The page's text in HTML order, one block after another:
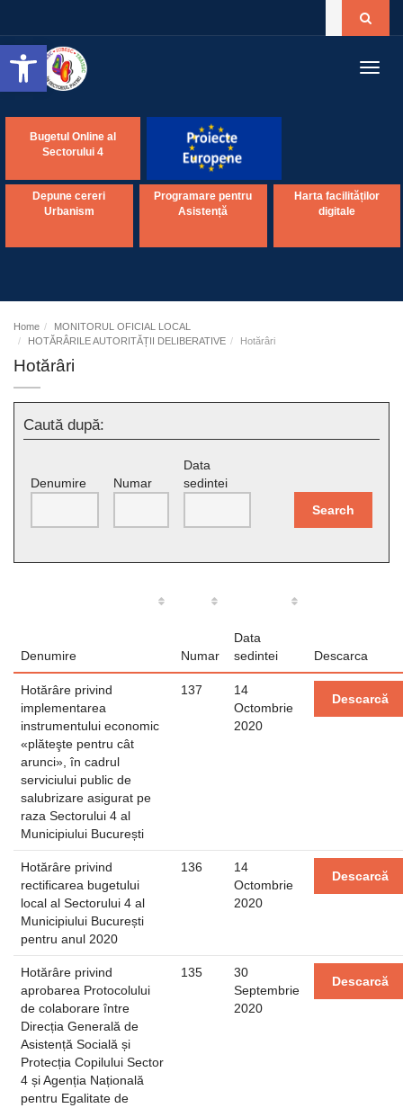
Open toolbar
Bugetul Online al
Sectorului 4
Depune cereri
Urbanism
Programare pentru
Asistență
Harta facilităților
digitale
Home
MONITORUL OFICIAL LOCAL
HOTĂRÂRILE AUTORITĂȚII DELIBERATIVE
Hotărâri
Hotărâri
Caută după:
Denumire Numar
Data
sedintei
Search
Denumire Numar
Data
sedintei
Descarca
Hotărâre privind
implementarea
instrumentului economic
«plăteşte pentru cât
arunci», în cadrul
serviciului public de
salubrizare asigurat pe
raza Sectorului 4 al
Municipiului București
137
14
Octombrie
2020
Descarcă
Hotărâre privind
rectificarea bugetului
local al Sectorului 4 al
Municipiului București
pentru anul 2020
136
14
Octombrie
2020
Descarcă
Hotărâre privind
aprobarea Protocolului
de colaborare între
Direcția Generală de
Asistență Socială și
Protecția Copilului Sector
4 și Agenția Națională
pentru Egalitate de
135
30
Septembrie
2020
Descarcă